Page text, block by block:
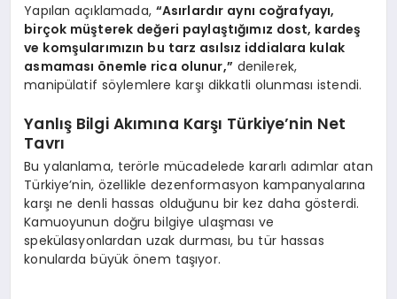
Yapılan açıklamada, “Asırlardır aynı coğrafyayı,
birçok müşterek değeri paylaştığımız dost, kardeş
ve komşularımızın bu tarz asılsız iddialara kulak
asmaması önemle rica olunur,” denilerek,
manipülatif söylemlere karşı dikkatli olunması istendi.
Yanlış Bilgi Akımına Karşı Türkiye’nin Net
Tavrı
Bu yalanlama, terörle mücadelede kararlı adımlar atan
Türkiye’nin, özellikle dezenformasyon kampanyalarına
karşı ne denli hassas olduğunu bir kez daha gösterdi.
Kamuoyunun doğru bilgiye ulaşması ve
spekülasyonlardan uzak durması, bu tür hassas
konularda büyük önem taşıyor.